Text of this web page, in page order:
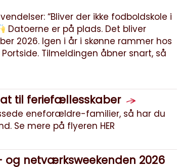
“Bliver der ikke fodboldskole i
Datoerne er på plads. Det bliver
2026. Igen i år i skønne rammer hos
Tilmeldingen åbner snart, så
til feriefællesskaber
eneforældre-familier, så har du
Se mere på flyeren HER
netværksweekenden 2026